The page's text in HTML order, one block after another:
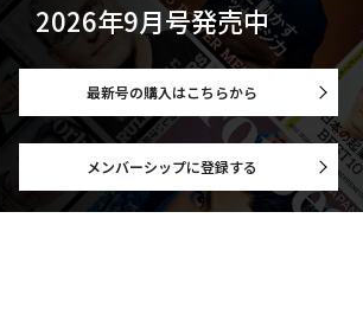
2026年9月号発売中
最新号の購入はこちらから
メンバーシップに登録する